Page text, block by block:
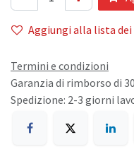
Aggiungi alla lista dei
Termini e condizioni
Garanzia di rimborso di
Spedizione: 2-3 giorni